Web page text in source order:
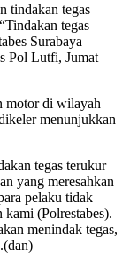
tindakan tegas
tegas
Surabaya
Pol Lutfi, Jumat
motor di wilayah
menunjukkan
tegas terukur
yang meresahkan
pelaku tidak
kami (Polrestabes).
menindak tegas,